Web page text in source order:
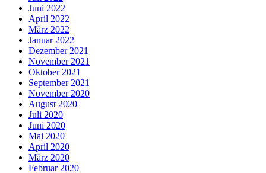
Juni 2022
April 2022
März 2022
Januar 2022
Dezember 2021
November 2021
Oktober 2021
September 2021
November 2020
August 2020
Juli 2020
Juni 2020
Mai 2020
April 2020
März 2020
Februar 2020